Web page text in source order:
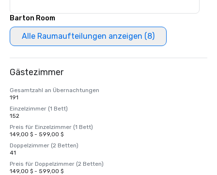
Barton Room
Alle Raumaufteilungen anzeigen (8)
Gästezimmer
Gesamtzahl an Übernachtungen
191
Einzelzimmer (1 Bett)
152
Preis für Einzelzimmer (1 Bett)
149,00 $ - 599,00 $
Doppelzimmer (2 Betten)
41
Preis für Doppelzimmer (2 Betten)
149,00 $ - 599,00 $